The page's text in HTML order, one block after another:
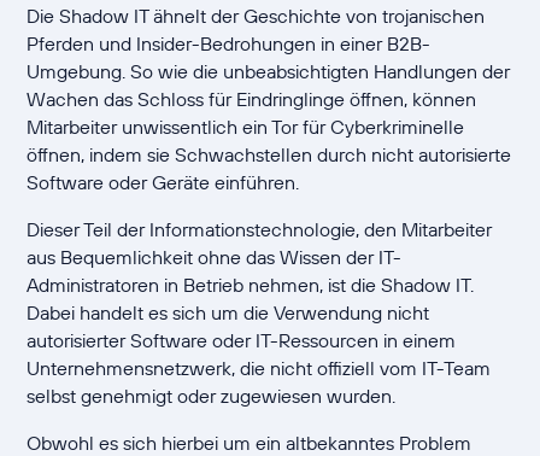
Die Shadow IT ähnelt der Geschichte von trojanischen
Pferden und Insider-Bedrohungen in einer B2B-
Umgebung. So wie die unbeabsichtigten Handlungen der
Wachen das Schloss für Eindringlinge öffnen, können
Mitarbeiter unwissentlich ein Tor für Cyberkriminelle
öffnen, indem sie Schwachstellen durch nicht autorisierte
Software oder Geräte einführen.
Dieser Teil der Informationstechnologie, den Mitarbeiter
aus Bequemlichkeit ohne das Wissen der IT-
Administratoren in Betrieb nehmen, ist die Shadow IT.
Dabei handelt es sich um die Verwendung nicht
autorisierter Software oder IT-Ressourcen in einem
Unternehmensnetzwerk, die nicht offiziell vom IT-Team
selbst genehmigt oder zugewiesen wurden.
Obwohl es sich hierbei um ein altbekanntes Problem